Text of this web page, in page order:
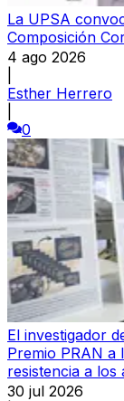
La UPSA
Composición
4 ago 2026
Esther Herrero
0
El investigador
Premio PRAN a
resistencia a los
30 jul 2026